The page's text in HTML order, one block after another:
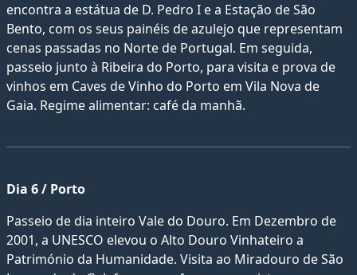
encontra a estátua de D. Pedro I e a Estação de São
Bento, com os seus painéis de azulejo que representam
cenas passadas no Norte de Portugal. Em seguida,
passeio junto à Ribeira do Porto, para visita e prova de
vinhos em Caves de Vinho do Porto em Vila Nova de
Gaia. Regime alimentar: café da manhã.
Dia 6 / Porto
Passeio de dia inteiro Vale do Douro. Em Dezembro de
2001, a UNESCO elevou o Alto Douro Vinhateiro a
Património da Humanidade. Visita ao Miradouro de São